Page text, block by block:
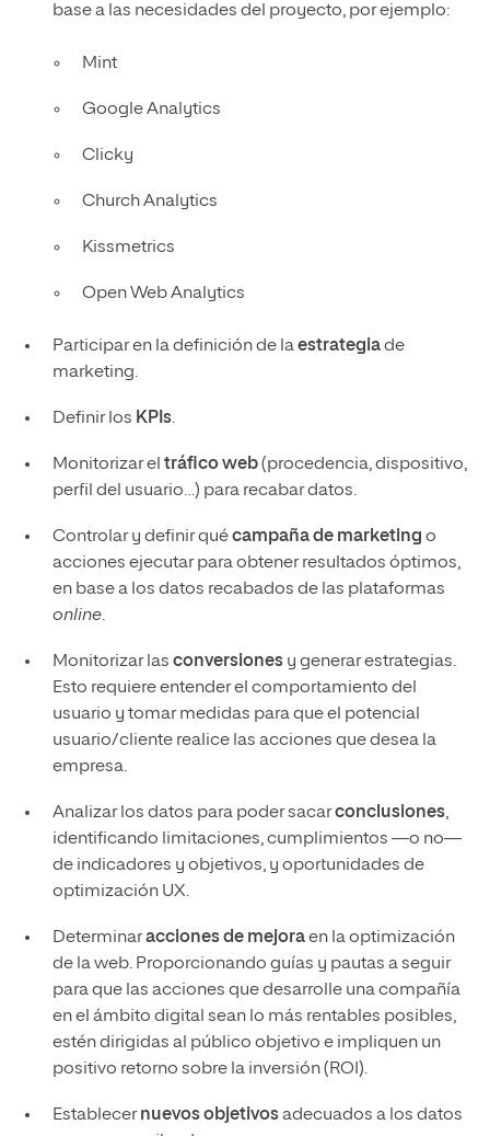
base a las necesidades del proyecto, por ejemplo:
Mint
Google Analytics
Clicky
Church Analytics
Kissmetrics
Open Web Analytics
Participar en la definición de laestrategiade
marketing.
Definir los KPIs.
Monitorizar el tráfico web(procedencia, dispositivo,
perfil del usuario…) para recabar datos.
Controlar y definir quécampaña de marketing o
acciones ejecutar para obtener resultados óptimos,
en base a los datos recabados de las plataformas
online.
Monitorizar las conversionesy generar estrategias.
Esto requiere entender el comportamiento del
usuario y tomar medidas para que el potencial
usuario/cliente realice las acciones que desea la
empresa.
Analizar los datos para poder sacarconclusiones,
identificando limitaciones, cumplimientos —o no—
de indicadores y objetivos, y oportunidades de
optimización UX.
Determinaracciones de mejoraen la optimización
de la web. Proporcionando guías y pautas a seguir
para que las acciones que desarrolle una compañía
en el ámbito digital sean lo más rentables posibles,
estén dirigidas al público objetivo e impliquen un
positivo retorno sobre la inversión (ROI).
Establecernuevos objetivosadecuados a los datos